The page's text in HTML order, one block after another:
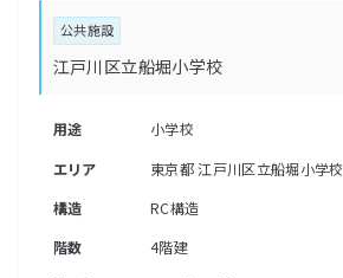
公共施設
江戸川区立船堀小学校
用途
小学校
エリア
東京都 江戸川区立船堀小学校
構造
RC構造
階数
4階建